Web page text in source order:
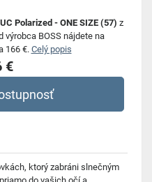
Polarized - ONE SIZE (57) z
výrobca BOSS nájdete na
166 €.Celý popis
€
ktorý zabráni slnečným